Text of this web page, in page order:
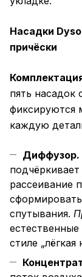
Насадки
причёски
пять
фиксируются
каждую
Диффузор.
рассеивание
спутывания.
стиле